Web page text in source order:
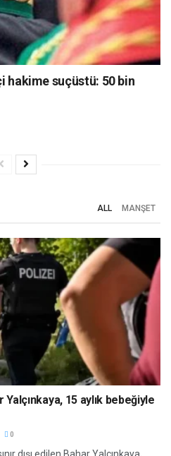
hakime suçüstü: 50 bin
ALL MANŞET
15 aylık bebeğiyle
0